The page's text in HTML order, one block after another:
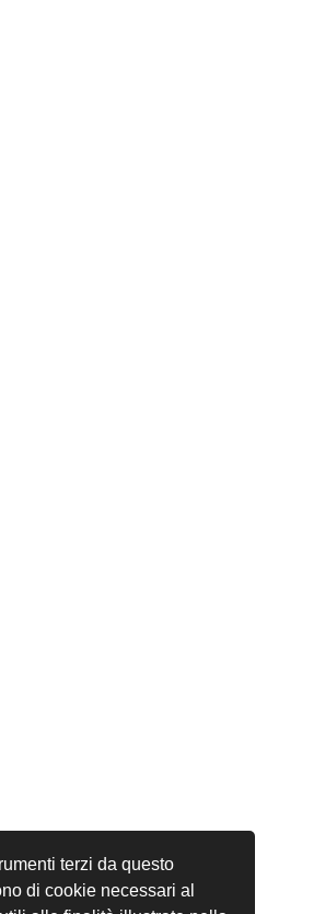
terzi da questo
di cookie necessari al